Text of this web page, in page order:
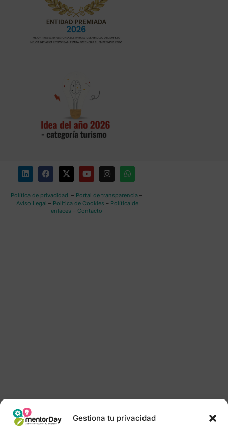
Gestiona tu privacidad
Política de privacidad – Portal de transparencia–
Aviso Legal – Política de Cookies – Política de
enlaces – Contacto